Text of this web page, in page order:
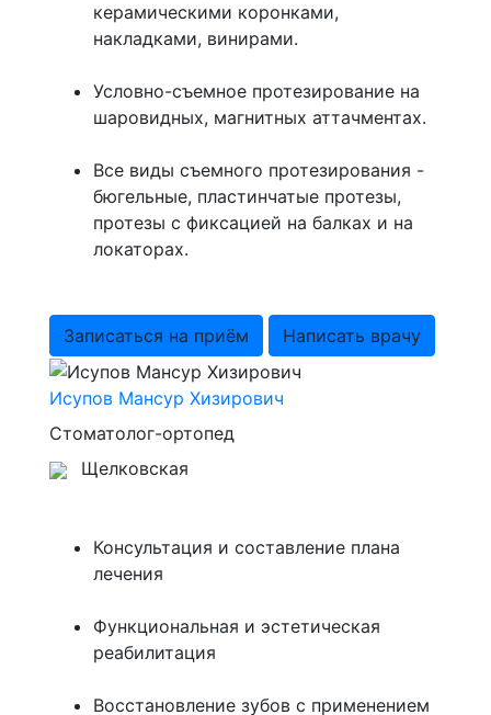
керамическими коронками,
накладками, винирами.
Условно-съемное протезирование на
шаровидных, магнитных аттачментах.
Все виды съемного протезирования -
бюгельные, пластинчатые протезы,
протезы с фиксацией на балках и на
локаторах.
Записаться на приём Написать врачу
Исупов Мансур Хизирович
Стоматолог-ортопед
Щелковская
Консультация и составление плана
лечения
⁠Функциональная и эстетическая
реабилитация
⁠Восстановление зубов с применением